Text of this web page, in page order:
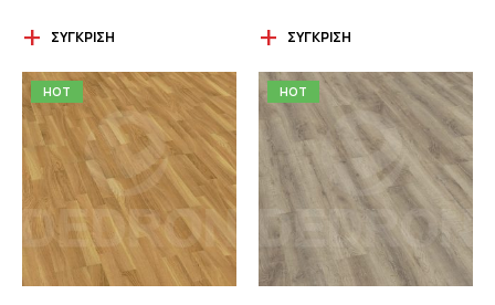
ΣΎΓΚΡΙΣΗ ΣΎΓΚΡΙΣΗ
HOT HOT